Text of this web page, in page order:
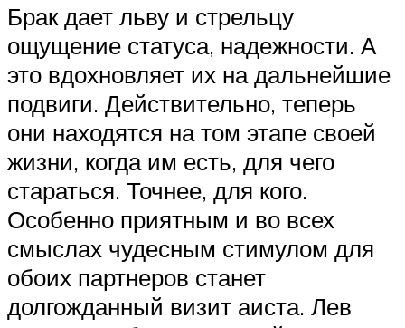
Брак дает льву и стрельцу
ощущение статуса, надежности. А
это вдохновляет их на дальнейшие
подвиги. Действительно, теперь
они находятся на том этапе своей
жизни, когда им есть, для чего
стараться. Точнее, для кого.
Особенно приятным и во всех
смыслах чудесным стимулом для
обоих партнеров станет
долгожданный визит аиста. Лев